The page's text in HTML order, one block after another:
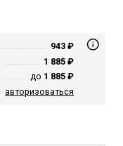
943 ₽
1 885 ₽
до 1 885 ₽
авторизоваться